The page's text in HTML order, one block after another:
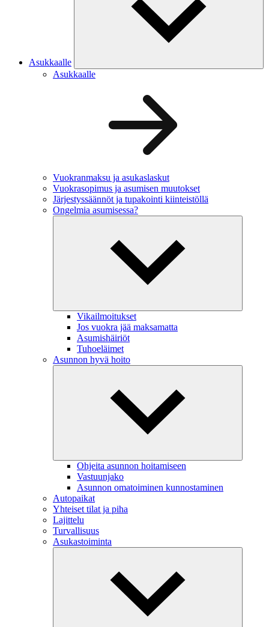
Asukkaalle
Asukkaalle
Vuokranmaksu ja asukaslaskut
Vuokrasopimus ja asumisen muutokset
Järjestyssäännöt ja tupakointi kiinteistöllä
Ongelmia asumisessa?
Vikailmoitukset
Jos vuokra jää maksamatta
Asumishäiriöt
Tuhoeläimet
Asunnon hyvä hoito
Ohjeita asunnon hoitamiseen
Vastuunjako
Asunnon omatoiminen kunnostaminen
Autopaikat
Yhteiset tilat ja piha
Lajittelu
Turvallisuus
Asukastoiminta